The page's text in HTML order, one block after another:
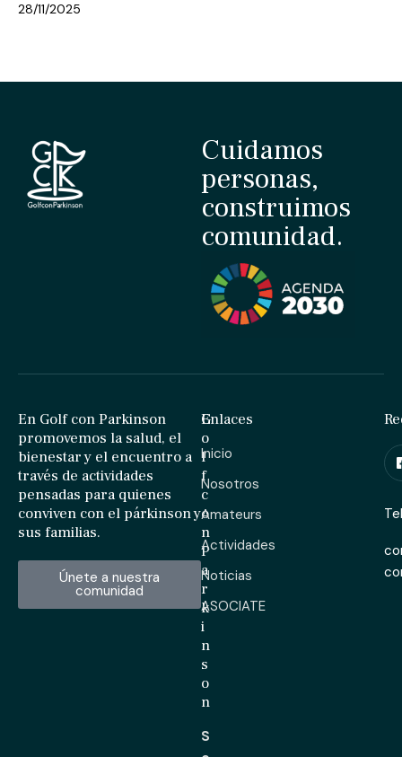
28/11/2025
Cuidamos
personas,
construimos
comunidad.
En Golf con Parkinson
promovemos la salud, el
bienestar y el encuentro a
través de actividades
pensadas para quienes
conviven con el párkinson y
sus familias.
Únete a nuestra
comunidad
G
o
l
f
c
o
n
P
a
r
k
i
n
s
o
n
S
Enlaces
Inicio
Nosotros
Amateurs
Actividades
Noticias
ASOCIATE